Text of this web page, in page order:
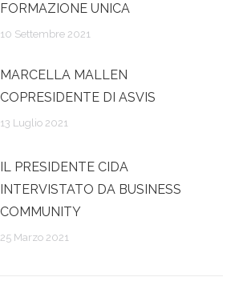
FORMAZIONE UNICA
10 Settembre 2021
MARCELLA MALLEN
COPRESIDENTE DI ASVIS
13 Luglio 2021
IL PRESIDENTE CIDA
INTERVISTATO DA BUSINESS
COMMUNITY
25 Marzo 2021